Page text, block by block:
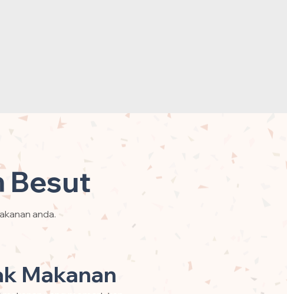
Besut
anda.
Makanan